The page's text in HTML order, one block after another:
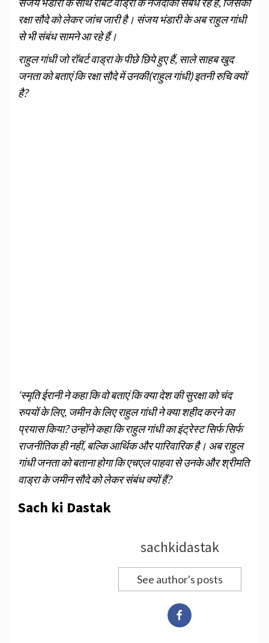
रक्षा सौदे को लेकर जांच जारी है। संजय भंडारी के अब राहुल गांधी
से भी संबंध सामने आ रहे हैं।
राहुल गांधी जो रॉबर्ट वाड्रा के पीछे छिपे हुए हैं, साले साहब खुद
जनता को बताएं कि रक्षा सौदे में उनकी(राहुल गांधी) इतनी रुचि क्‍यों
है?
‘स्‍मृति ईरानी ने कहा कि वो बताएं कि क्‍या देश की सुरक्षा को चंद
रुपयों के लिए, जमीन के लिए राहुल गांधी ने क्‍या शहीद करने का
प्रयास किया? उन्‍होंने कहा कि राहुल गांधी का इंट्रेस्‍ट सिर्फ सिर्फ
राजनीतिक ही नहीं, बल्कि आर्थिक और पारिवारिक है। अब राहुल
गांधी जनता को बताना होगा कि एचएल पाहवा से उनके और श्रीमति
वाड्रा के जमीन सौदे को लेकर संबंध क्‍यों हैं?
Sach ki Dastak
sachkidastak
See author's posts